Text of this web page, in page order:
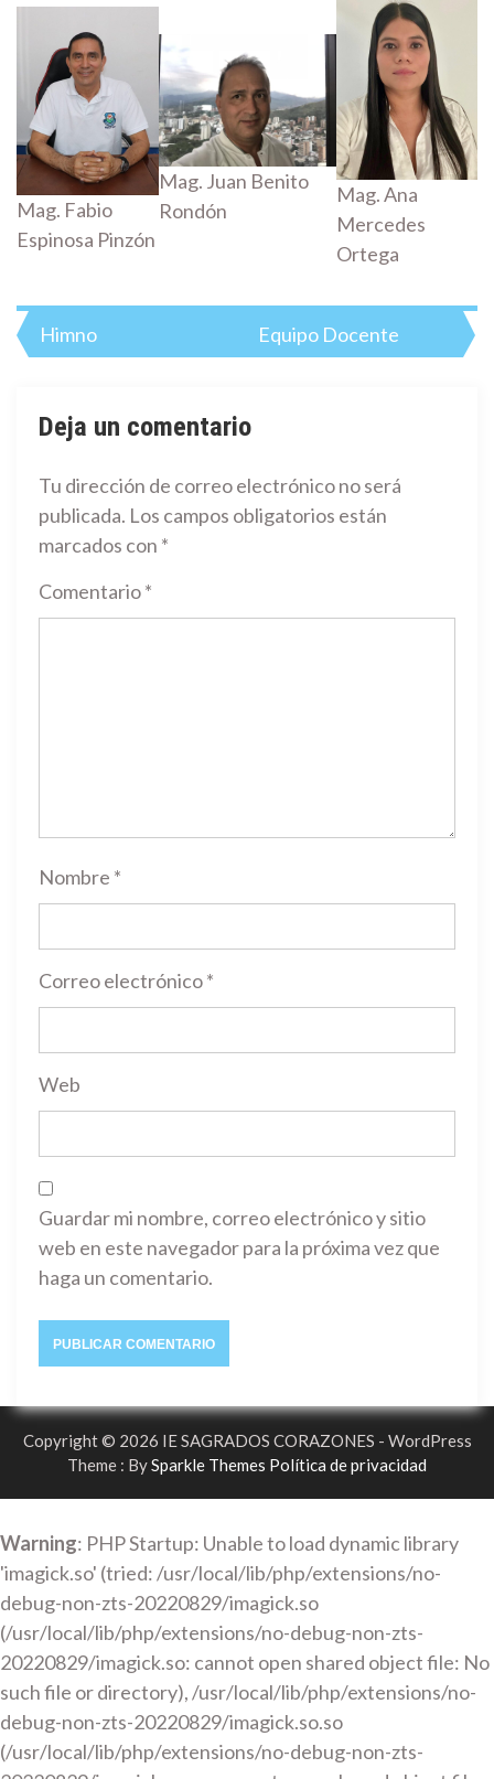
Mag. Fabio
Espinosa Pinzón
Mag. Juan Benito
Rondón
Mag. Ana
Mercedes
Ortega
Navegación
entradas
Himno Equipo Docente
Deja un comentario
Tu dirección de correo electrónico no será
publicada. Los campos obligatorios están
marcados con *
Comentario*
Nombre *
Correo electrónico*
Web
Guardar mi nombre, correo electrónico y sitio
web en este navegador para la próxima vez que
haga un comentario.
Copyright © 2026 IE SAGRADOS CORAZONES - WordPress
Theme : BySparkle Themes Política de privacidad
Warning: PHP Startup: Unable to load dynamic library
'imagick.so' (tried: /usr/local/lib/php/extensions/no-
debug-non-zts-20220829/imagick.so
(/usr/local/lib/php/extensions/no-debug-non-zts-
20220829/imagick.so: cannot open shared object file: No
such file or directory), /usr/local/lib/php/extensions/no-
debug-non-zts-20220829/imagick.so.so
(/usr/local/lib/php/extensions/no-debug-non-zts-